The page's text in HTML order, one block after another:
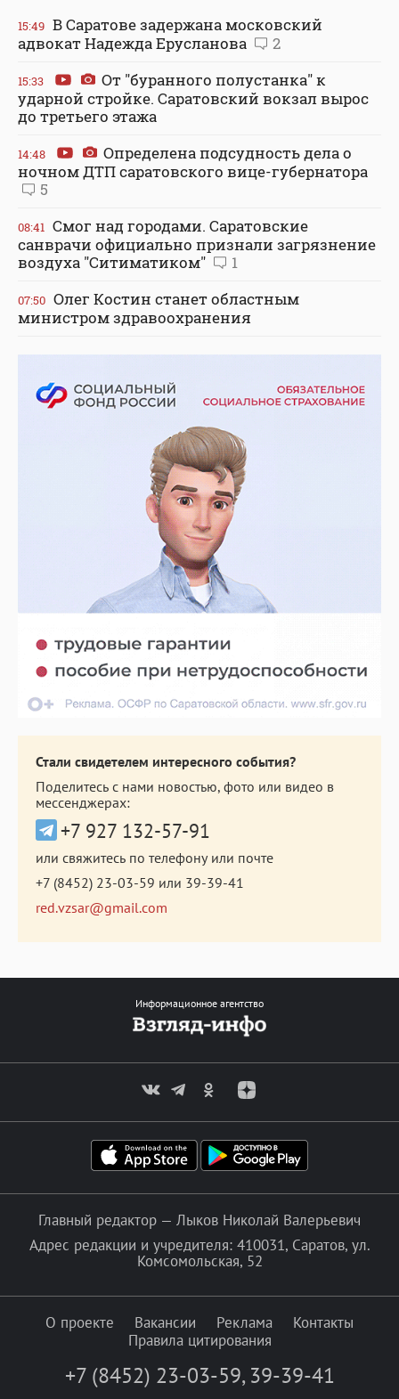
15:49 В Саратове задержана московский
адвокат Надежда Ерусланова
2
15:33
От "буранного полустанка" к
ударной стройке. Саратовский вокзал вырос
до третьего этажа
14:48
Определена подсудность дела о
ночном ДТП саратовского вице-губернатора
5
08:41 Смог над городами. Саратовские
санврачи официально признали загрязнение
воздуха "Ситиматиком"
1
07:50 Олег Костин станет областным
министром здравоохранения
Стали свидетелем интересного события?
Поделитесь с нами новостью, фото или видео в
мессенджерах:
+7 927 132-57-91
или свяжитесь по телефону или почте
+7 (8452) 23-03-59 или 39-39-41
red.vzsar@gmail.com
Информационное агентство
Главный редактор — Лыков Николай Валерьевич
Адрес редакции и учредителя: 410031, Саратов, ул.
Комсомольская, 52
О проекте Вакансии Реклама
Контакты
Правила цитирования
+7 (8452) 23-03-59, 39-39-41